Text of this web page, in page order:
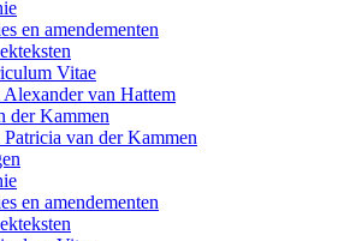
en amendementen
Vitae
van Hattem
der Kammen
van der Kammen
en amendementen